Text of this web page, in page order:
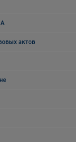
актов